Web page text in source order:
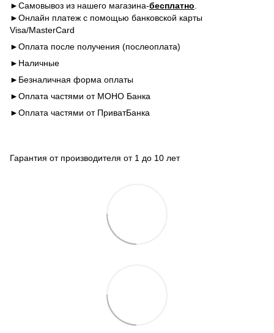
►Самовывоз из нашего магазина-бесплатно
►Онлайн платеж с помощью банковской карты
Visa/MasterCard
►Оплата после получения (послеоплата)
►Наличные
►Безналичная форма оплаты
►Оплата частями от МОНО Банка
►Оплата частями от ПриватБанка
Гарантия от производителя от 1 до 10 лет